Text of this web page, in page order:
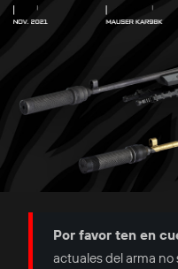
Por favor ten en
actuales del arma